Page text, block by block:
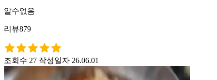
알수없음
리뷰879
조회수 27 작성일자 26.06.01